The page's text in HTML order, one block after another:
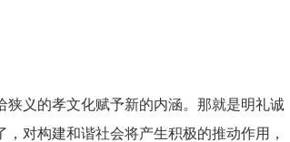
义的孝文化赋予新的内涵。那就是明礼诚
对构建和谐社会将产生积极的推动作用，